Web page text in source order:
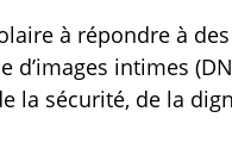
à répondre à
intimes
la sécurité, de la